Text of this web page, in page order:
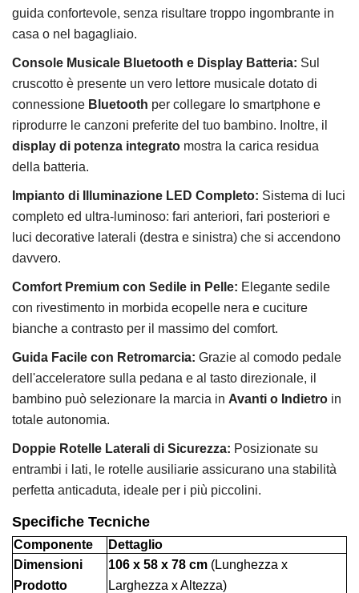
guida confortevole, senza risultare troppo ingombrante in
casa o nel bagagliaio.
Console Musicale Bluetooth e Display Batteria: Sul
cruscotto è presente un vero lettore musicale dotato di
connessione Bluetooth per collegare lo smartphone e
riprodurre le canzoni preferite del tuo bambino. Inoltre, il
display di potenza integrato mostra la carica residua
della batteria.
Impianto di Illuminazione LED Completo: Sistema di luci
completo ed ultra-luminoso: fari anteriori, fari posteriori e
luci decorative laterali (destra e sinistra) che si accendono
davvero.
Comfort Premium con Sedile in Pelle: Elegante sedile
con rivestimento in morbida ecopelle nera e cuciture
bianche a contrasto per il massimo del comfort.
Guida Facile con Retromarcia: Grazie al comodo pedale
dell'acceleratore sulla pedana e al tasto direzionale, il
bambino può selezionare la marcia in Avanti o Indietro in
totale autonomia.
Doppie Rotelle Laterali di Sicurezza: Posizionate su
entrambi i lati, le rotelle ausiliarie assicurano una stabilità
perfetta anticaduta, ideale per i più piccolini.
Specifiche Tecniche
Componente
Dettaglio
Dimensioni
Prodotto
106 x 58 x 78 cm (Lunghezza x
Larghezza x Altezza)